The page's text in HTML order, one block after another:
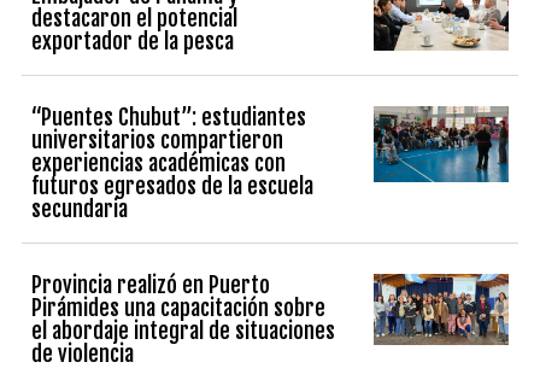
destacaron el potencial
exportador de la pesca
“Puentes Chubut”: estudiantes
universitarios compartieron
experiencias académicas con
futuros egresados de la escuela
secundaria
Provincia realizó en Puerto
Pirámides una capacitación sobre
el abordaje integral de situaciones
de violencia